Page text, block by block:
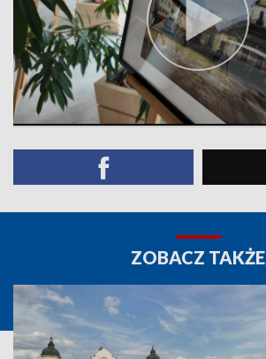
ZOBACZ TAKŻE